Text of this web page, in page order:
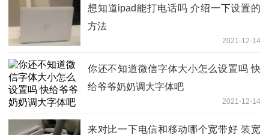
想知道ipad能打电话吗 介绍一下设置的
方法
2021-12-14
你还不知道微信字体大小怎么设置吗 快
给爷爷奶奶调大字体吧
2021-12-14
来对比一下电信和移动哪个宽带好 装宽